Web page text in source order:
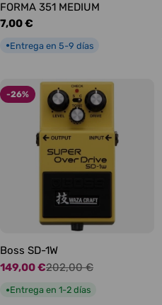
FORMA 351 MEDIUM
Precio
7,00 €
●Entrega en 5-9 días
-26%
Boss SD-1W
Precio
de
149,00 €
Precio
habitual
202,00 €
●Entrega en 1-2 días